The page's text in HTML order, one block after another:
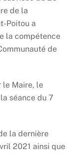
de la
Poitou a
la compétence
de
le Maire, le
séance du 7
la dernière
2021 ainsi que